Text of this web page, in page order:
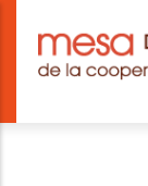
main
content